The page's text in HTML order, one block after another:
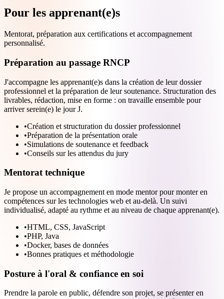
Pour les apprenant(e)s
Mentorat, préparation aux certifications et accompagnement
personnalisé.
Préparation au passage RNCP
J'accompagne les apprenant(e)s dans la création de leur dossier
professionnel et la préparation de leur soutenance. Structuration des
livrables, rédaction, mise en forme : on travaille ensemble pour
arriver serein(e) le jour J.
•Création et structuration du dossier professionnel
•Préparation de la présentation orale
•Simulations de soutenance et feedback
•Conseils sur les attendus du jury
Mentorat technique
Je propose un accompagnement en mode mentor pour monter en
compétences sur les technologies web et au-delà. Un suivi
individualisé, adapté au rythme et au niveau de chaque apprenant(e).
•HTML, CSS, JavaScript
•PHP, Java
•Docker, bases de données
•Bonnes pratiques et méthodologie
Posture à l'oral & confiance en soi
Prendre la parole en public, défendre son projet, se présenter en